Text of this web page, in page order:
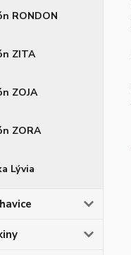
RONDON
ZITA
ZOJA
ZORA
Lývia